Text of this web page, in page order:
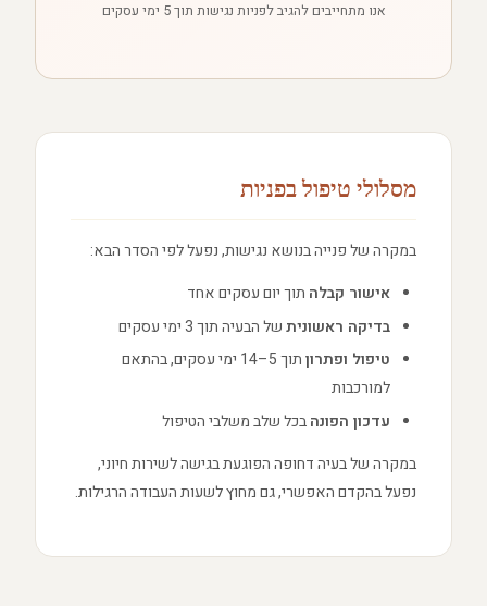
אנו מתחייבים להגיב לפניות נגישות תוך 5 ימי עסקים
מסלולי טיפול בפניות
במקרה של פנייה בנושא נגישות, נפעל לפי הסדר הבא:
אישור קבלה תוך יום עסקים אחד
בדיקה ראשוניתשל הבעיה תוך 3 ימי עסקים
טיפול ופתרון
תוך 5–14 ימי עסקים, בהתאם
למורכבות
עדכון הפונהבכל שלב משלבי הטיפול
במקרה של בעיה דחופה הפוגעת בגישה לשירות חיוני,
נפעל בהקדם האפשרי, גם מחוץ לשעות העבודה הרגילות.